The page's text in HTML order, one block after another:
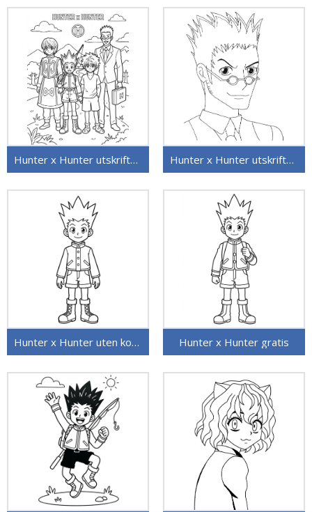
Hunter x Hunter utskriftbar Hunter x Hunter utskriftbar for barn
Hunter x Hunter uten kostnad Hunter x Hunter gratis